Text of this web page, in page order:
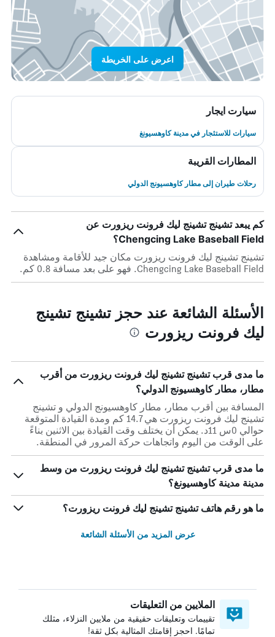
اعرض على الخريطة
سيارت ايجار
سيارات للاستئجار في مدينة كاوهسيونغ
المطارات القريبة
رحلات طيران إلى مطار كاوهسيونج الدولي
كم يبعد تشينج تشينج ليك فرونت ريزورت عن
Chengcing Lake Baseball Field؟
تشينج تشينج ليك فرونت ريزورت مكان جيد للأقامة ومشاهدة
Chengcing Lake Baseball Field. فهو على بعد مسافة 0.8 كم.
الأسئلة الشائعة عند حجز تشينج تشينج
ليك فرونت ريزورت
ما مدى قرب تشينج تشينج ليك فرونت ريزورت من أقرب
مطار، مطار كاوهسيونج الدولي؟
المسافة بين أقرب مطار، مطار كاوهسيونج الدولي و تشينج
تشينج ليك فرونت ريزورت هي 14.7 كم ومدة القيادة المتوقعة
حوالي 0س 11د. يمكن أن يختلف وقت القيادة بين الاثنين بناءً
على الوقت من اليوم واتجاهات حركة المرور في المنطقة.
ما مدى قرب تشينج تشينج ليك فرونت ريزورت من وسط
مدينة مدينة كاوهسيونغ؟
ما هو رقم هاتف تشينج تشينج ليك فرونت ريزورت؟
عرض المزيد من الأسئلة الشائعة
الملايين من التعليقات
تقييمات وتعليقات حقيقية من ملايين النزلاء، مثلك
تمامًا. احجز إقامتك المثالية بكل ثقة!